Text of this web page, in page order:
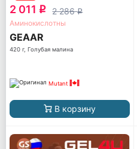
2 011 q 2 286q
Аминокислотны
GEAAR
420 г, Голубая малина
Mutant
В корзину